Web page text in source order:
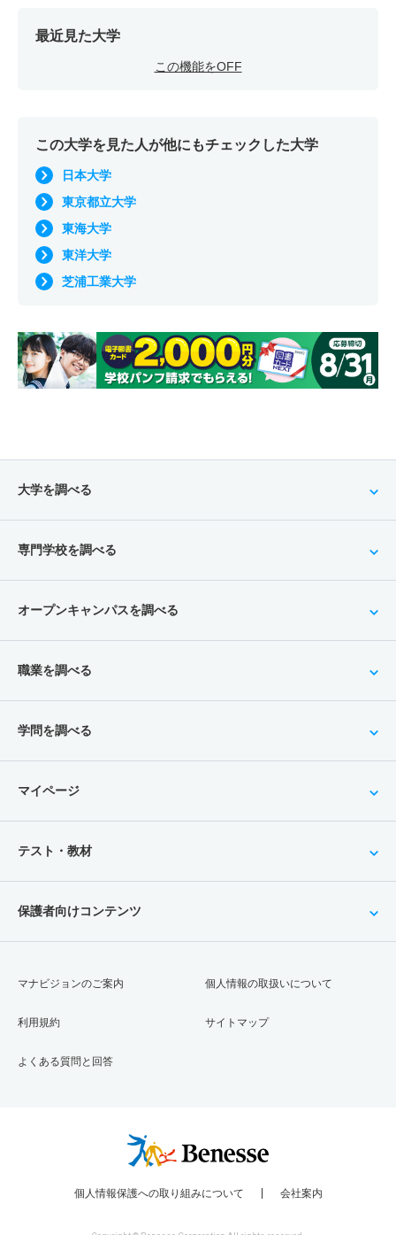
最近見た大学
この機能をOFF
この大学を見た人が他にもチェックした大学
日本大学
東京都立大学
東海大学
東洋大学
芝浦工業大学
大学を調べる
専門学校を調べる
オープンキャンパスを調べる
職業を調べる
学問を調べる
マイページ
テスト・教材
保護者向けコンテンツ
マナビジョンのご案内
利用規約
よくある質問と回答
個人情報の取扱いについて
サイトマップ
個人情報保護への取り組みについて 会社案内